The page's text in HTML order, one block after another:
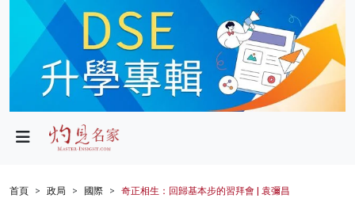
政局
財經
首頁 政局 國際 奇正相生：回歸基本步的習拜會 | 袁彌昌